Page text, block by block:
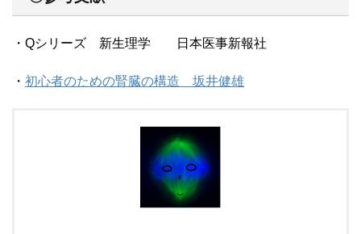
・Qシリーズ 新生理学 日本医事新報社
・ 初心者のための腎臓の構造 坂井健雄